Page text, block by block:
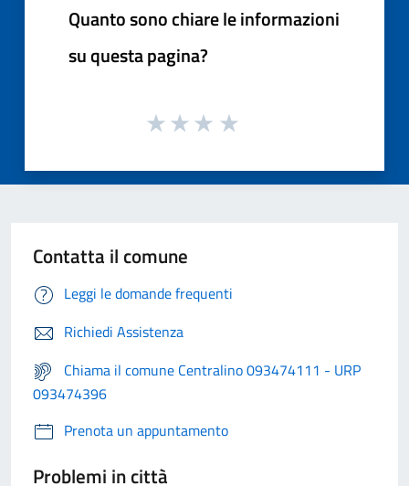
Quanto sono chiare le informazioni
su questa pagina?
Contatta il comune
Leggi le domande frequenti
Richiedi Assistenza
Chiama il comune Centralino 093474111 - URP
093474396
Prenota un appuntamento
Problemi in città